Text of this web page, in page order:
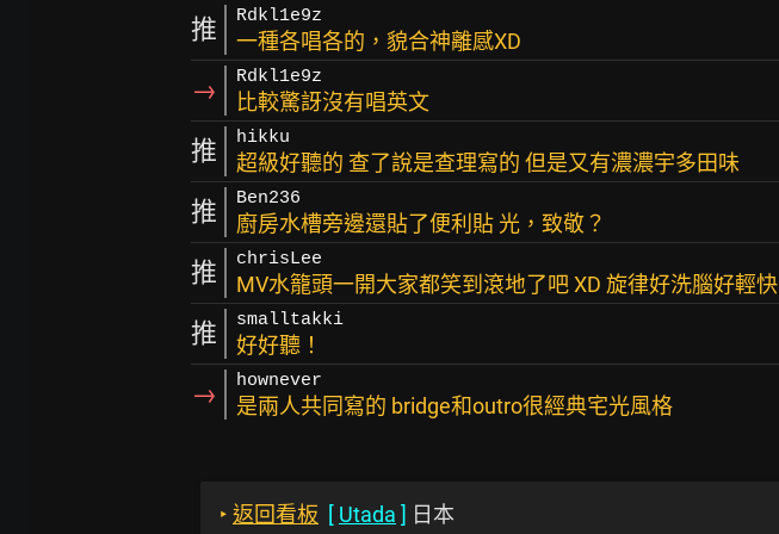
推 Rdkl1e9z
一種各唱各的，貌合神離感XD
→ Rdkl1e9z
比較驚訝沒有唱英文
推 hikku
超級好聽的 查了說是查理寫的 但是又有濃濃宇多田味
推 Ben236
廚房水槽旁邊還貼了便利貼 光，致敬？
推 chrisLee
MV水籠頭一開大家都笑到滾地了吧 XD 旋律好洗腦好輕快
推 smalltakki
好好聽！
→ hownever
是兩人共同寫的 bridge和outro很經典宅光風格
‣ 返回看板 [ Utada ] 日本